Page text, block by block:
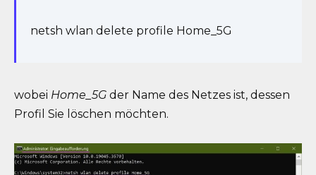
netsh wlan delete profile Home_5G
wobei Home_5G der Name des Netzes ist, dessen
Profil Sie löschen möchten.